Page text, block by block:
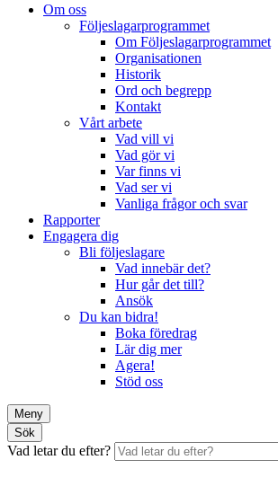
Om oss
Följeslagarprogrammet
Om Följeslagarprogrammet
Organisationen
Historik
Ord och begrepp
Kontakt
Vårt arbete
Vad vill vi
Vad gör vi
Var finns vi
Vad ser vi
Vanliga frågor och svar
Rapporter
Engagera dig
Bli följeslagare
Vad innebär det?
Hur går det till?
Ansök
Du kan bidra!
Boka föredrag
Lär dig mer
Agera!
Stöd oss
Meny
Sök
Vad letar du efter?